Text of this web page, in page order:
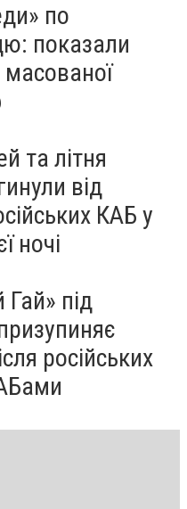
по
показали
масованої
та літня
від
КАБ у
ночі
під
російських